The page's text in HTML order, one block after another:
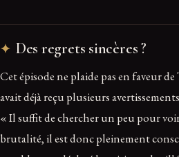
Des regrets sincères ?
Cet épisode ne plaide pas en faveur
avait déjà reçu plusieurs
« Il suffit de chercher un peu pour
brutalité, il est donc pleinement